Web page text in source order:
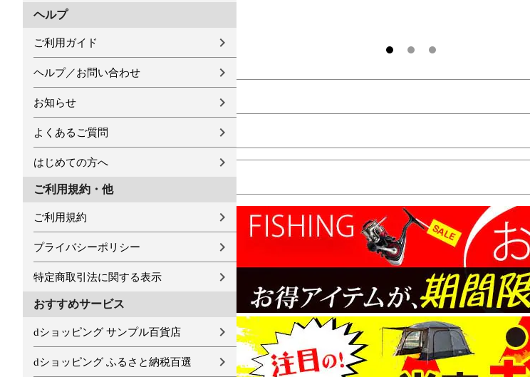
ヘルプ
ご利用ガイド
ヘルプ／お問い合わせ
お知らせ
よくあるご質問
はじめての方へ
ご利用規約・他
ご利用規約
プライバシーポリシー
特定商取引法に関する表示
おすすめサービス
dショッピング サンプル百貨店
dショッピング ふるさと納税百選